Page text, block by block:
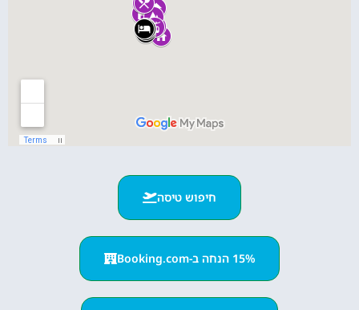
חיפוש טיסה
15% הנחה ב-Booking.com